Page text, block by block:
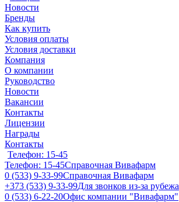
Новости
Бренды
Как купить
Условия оплаты
Условия доставки
Компания
О компании
Руководство
Новости
Вакансии
Контакты
Лицензии
Награды
Контакты
Телефон: 15-45
Телефон: 15-45Справочная Вивафарм
0 (533) 9-33-99Справочная Вивафарм
+373 (533) 9-33-99Для звонков из-за рубежа
0 (533) 6-22-20Офис компании "Вивафарм"